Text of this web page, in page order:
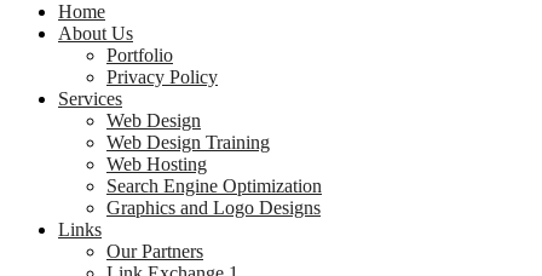
Home
About Us
Portfolio
Privacy Policy
Services
Web Design
Web Design Training
Web Hosting
Search Engine Optimization
Graphics and Logo Designs
Links
Our Partners